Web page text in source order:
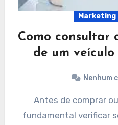
Marketing
Como consultar
de um
Nenhum
Antes de comprar ou vender um carro, é
fundamental verificar